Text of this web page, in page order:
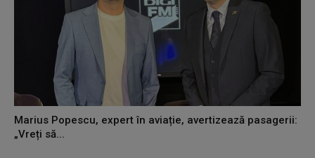
Marius Popescu, expert în aviație, avertizează pasagerii:
„Vreți să...